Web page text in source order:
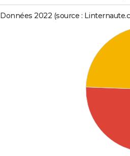
Données 2022 (source :